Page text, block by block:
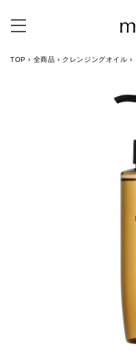
TOP › 全商品 › クレンジングオイル ›